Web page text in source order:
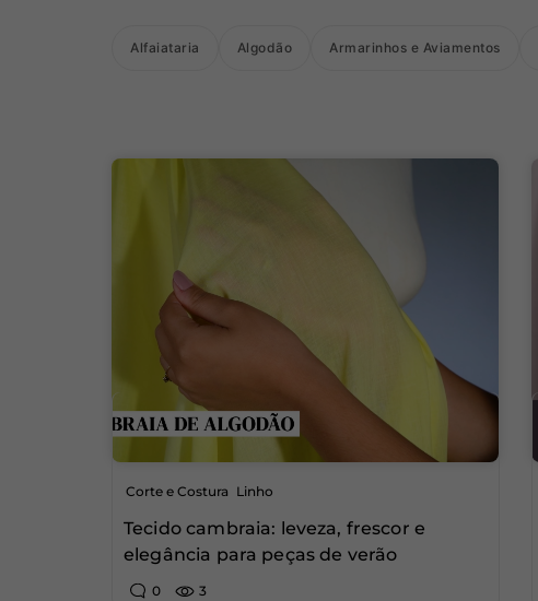
Alfaiataria Algodão Armarinhos e Aviamentos
Corte e Costura Linho
Tecido cambraia: leveza, frescor e
elegância para peças de verão
0 3